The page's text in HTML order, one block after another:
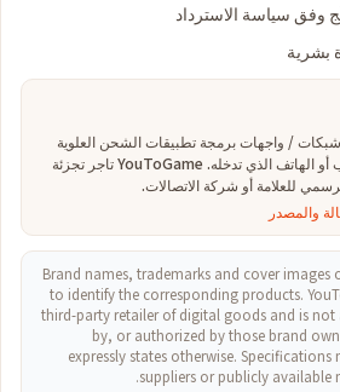
وفق سياسة الاسترداد
بشرية
شبكات / واجهات برمجة تطبيقات الشحن العلوية
إلى الحساب أو معرّف اللاعب أو الهاتف الذي تدخله. YouToGame تاجر تجزئة
للعلامة أو شركة الاتصالات.
والمصدر
Brand names, trademarks and cover images
to identify the corresponding products.
third-party retailer of digital goods and is
by, or authorized by those brand
expressly states otherwise.
suppliers or publicly available